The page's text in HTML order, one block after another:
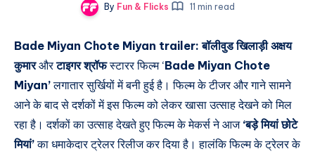
By Fun & Flicks 11 min read
Bade Miyan Chote Miyan trailer: बॉलीवुड खिलाड़ी अक्षय
कुमारऔरटाइगर श्रॉफस्टारर फिल्म ‘Bade Miyan Chote
Miyan’लगातार सुर्खियों में बनी हुई है। फिल्म के टीजर और गाने सामने
आने के बाद से दर्शकों में इस फिल्म को लेकर खासा उत्साह देखने को मिल
रहा है। दर्शकों का उत्साह देखते हुए फिल्म के मेकर्स ने आज ‘बड़े मियां छोटे
मियां’का धमाकेदार ट्रेलर रिलीज कर दिया है। हालंकि फिल्म के ट्रेलर के